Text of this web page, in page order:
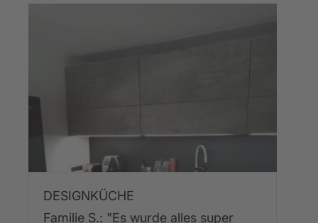
DESIGNKÜCHE
Familie S.: "Es wurde alles super